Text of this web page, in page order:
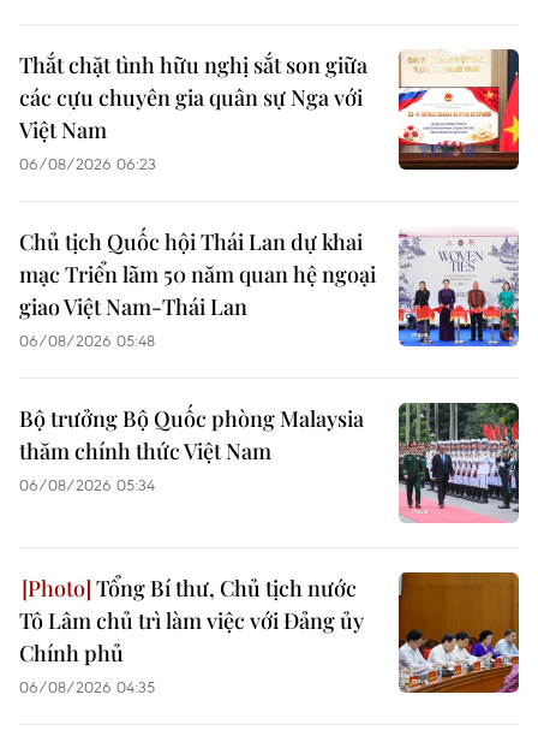
Thắt chặt tình hữu nghị sắt son giữa
các cựu chuyên gia quân sự Nga với
Việt Nam
06/08/2026 06:23
Chủ tịch Quốc hội Thái Lan dự khai
mạc Triển lãm 50 năm quan hệ ngoại
giao Việt Nam-Thái Lan
06/08/2026 05:48
Bộ trưởng Bộ Quốc phòng Malaysia
thăm chính thức Việt Nam
06/08/2026 05:34
Tổng Bí thư, Chủ tịch nước
Tô Lâm chủ trì làm việc với Đảng ủy
Chính phủ
06/08/2026 04:35